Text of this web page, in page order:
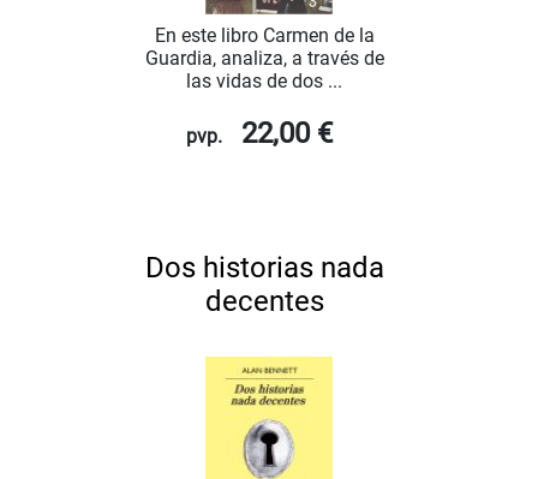
En este libro Carmen de la
Guardia, analiza, a través de
las vidas de dos ...
pvp. 22,00 €
Dos historias nada
decentes